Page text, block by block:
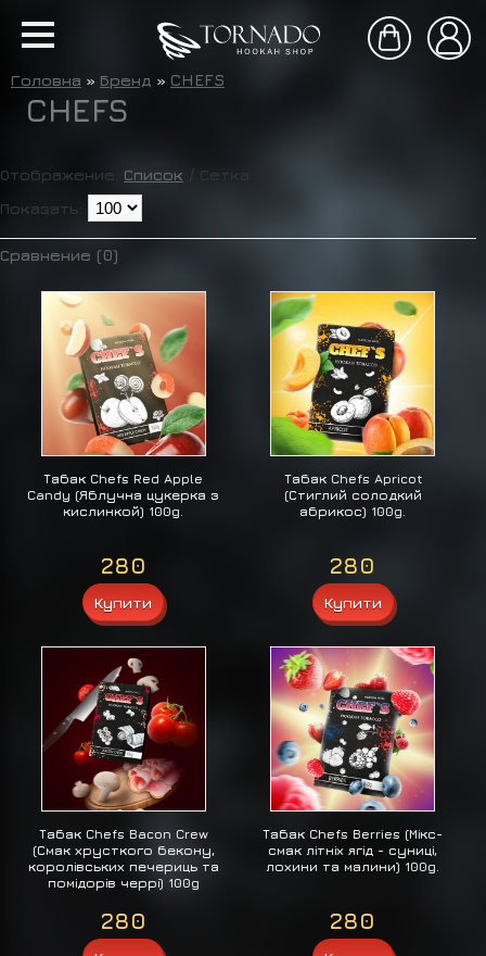
Головна » Бренд » CHEFS
CHEFS
Отображение: Список / Сетка
Показать:
Сравнение (0)
Табак Chefs Red Apple
Candy (Яблучна цукерка з
кислинкой) 100g.
280
Табак Chefs Apricot
(Стиглий солодкий
абрикос) 100g.
280
Табак Chefs Bacon Crew
(Смак хрусткого бекону,
королівських печериць та
помідорів черрі) 100g
280
Табак Chefs Berries (Мікс-
смак літніх ягід - суниці,
лохини та малини) 100g.
280